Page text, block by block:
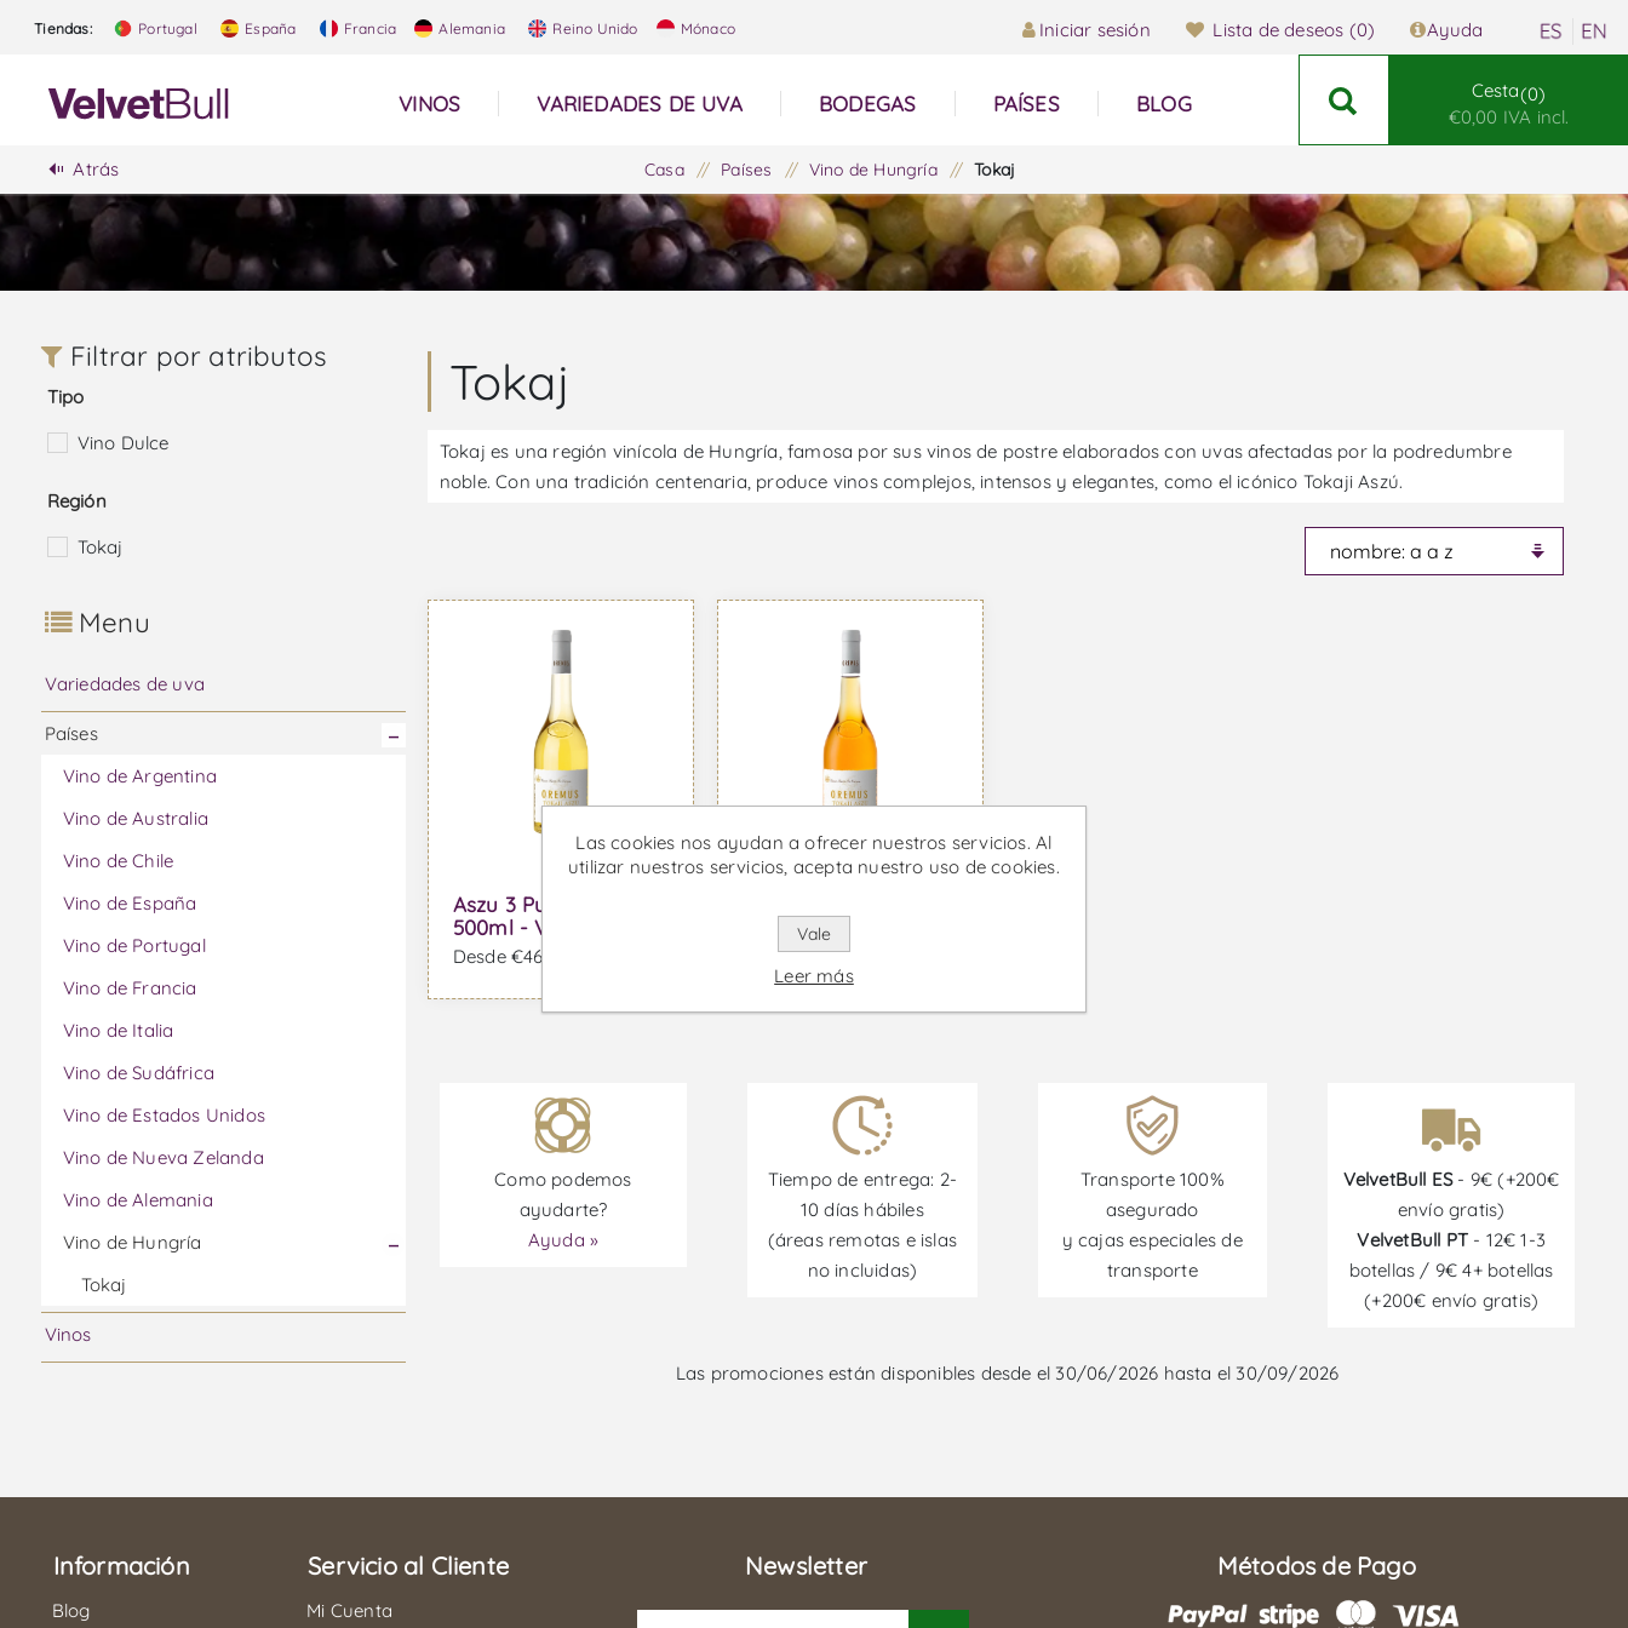
Tiendas: Portugal España Francia Alemania Reino Unido Mónaco Iniciar sesión Lista de deseos (0) Ayuda
VINOS VARIEDADES DE UVA BODEGAS PAÍSES BLOG
Cesta 0
€0,00 IVA incl.
Atrás Casa / Países / Vino de Hungría / Tokaj
Tokaj
Tokaj es una región vinícola de Hungría, famosa por sus vinos de postre elaborados con uvas afectadas por la podredumbre
noble. Con una tradición centenaria, produce vinos complejos, intensos y elegantes, como el icónico Tokaji Aszú.
Aszu 3 Puttonyos
500ml - Vino Dulce
Desde €46,97 IVA incl.
500ml - Vino Dulce
Desde €78,44 IVA incl.
Como podemos
ayudarte?
Ayuda »
Tiempo de entrega: 2-
10 días hábiles
(áreas remotas e islas
no incluidas)
Transporte 100%
asegurado
y cajas especiales de
transporte
VelvetBull ES- 9€ (+200€
envío gratis)
VelvetBull PT- 12€ 1-3
botellas / 9€ 4+ botellas
(+200€ envío gratis)
Las promociones están disponibles desde el 30/06/2026 hasta el 30/09/2026
Filtrar por atributos
Tipo
Vino Dulce
Región
Tokaj
Menu
Variedades de uva
Países
Vino de Argentina
Vino de Australia
Vino de Chile
Vino de España
Vino de Portugal
Vino de Francia
Vino de Italia
Vino de Sudáfrica
Vino de Estados Unidos
Vino de Nueva Zelanda
Vino de Alemania
Vino de Hungría
Tokaj
Vinos
Información
Blog
Servicio al Cliente
Mi Cuenta
Newsletter Métodos de Pago
Las cookies nos ayudan a ofrecer nuestros servicios. Al
utilizar nuestros servicios, acepta nuestro uso de cookies.
Vale
Leer más